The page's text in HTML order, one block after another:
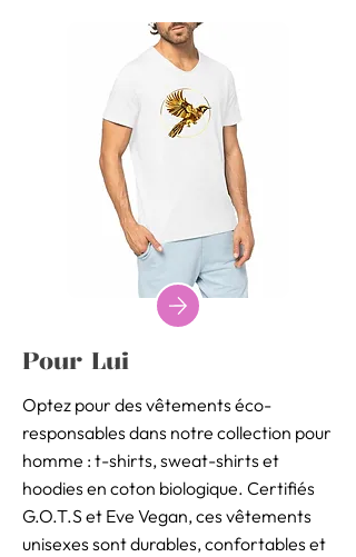
Pour Lui
Optez pour des vêtements éco-
responsables dans notre collection pour
homme : t-shirts, sweat-shirts et
hoodies en coton biologique. Certifiés
G.O.T.S et Eve Vegan, ces vêtements
unisexes sont durables, confortables et